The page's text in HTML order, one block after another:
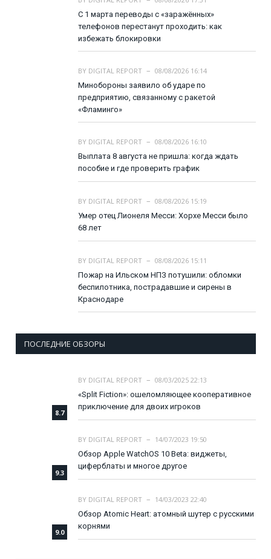
С 1 марта переводы с «заражённых»
телефонов перестанут проходить: как
избежать блокировки
BY DIGITAL REPORT
08/08/2026 16:14
Минобороны заявило об ударе по
предприятию, связанному с ракетой
«Фламинго»
BY DIGITAL REPORT
08/08/2026 16:10
Выплата 8 августа не пришла: когда ждать
пособие и где проверить график
BY DIGITAL REPORT
08/08/2026 15:19
Умер отец Лионеля Месси: Хорхе Месси было
68 лет
BY DIGITAL REPORT
08/08/2026 15:11
Пожар на Ильском НПЗ потушили: обломки
беспилотника, пострадавшие и сирены в
Краснодаре
ПОСЛЕДНИЕ ОБЗОРЫ
8.7
BY DIGITAL REPORT
08/03/2025 22:13
«Split Fiction»: ошеломляющее кооперативное
приключение для двоих игроков
9.3
BY DIGITAL REPORT
14/07/2023 19:50
Обзор Apple WatchOS 10 Beta: виджеты,
циферблаты и многое другое
9.0
BY DIGITAL REPORT
14/03/2023 22:40
Обзор Atomic Heart: атомный шутер с русскими
корнями